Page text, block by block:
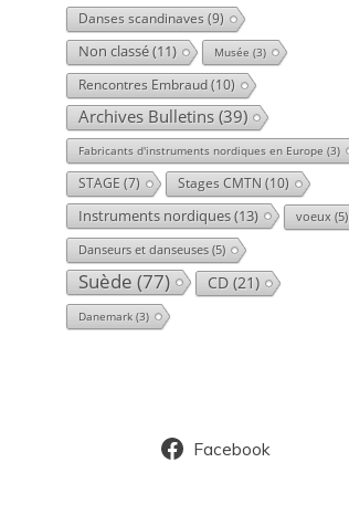
Danses scandinaves (9)
Non classé(11) Musée (3)
Rencontres Embraud(10)
Archives Bulletins(39)
Fabricants d'instruments nordiques en Europe (3)
STAGE (7) Stages CMTN (10)
Instruments nordiques(13) voeux (5)
Danseurs et danseuses (5)
Suède (77) CD (21)
Danemark (3)
Facebook